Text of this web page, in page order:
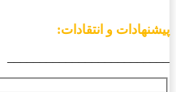
پیشنهادات و انتقادات: